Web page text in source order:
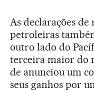
As declarações
petroleiras
outro lado do
terceira maior do
de anunciou um
seus ganhos por